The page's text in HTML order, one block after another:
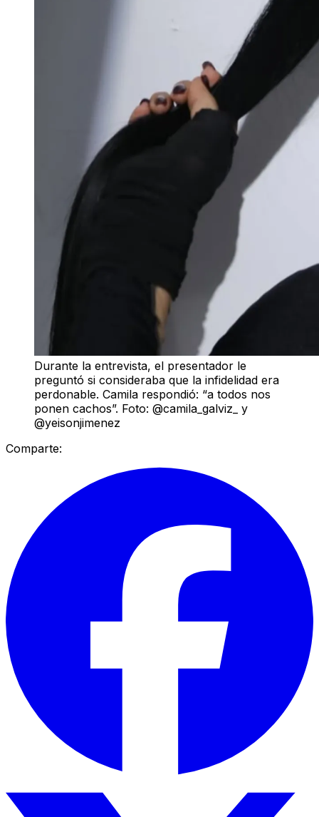
Durante la entrevista, el presentador le
preguntó si consideraba que la infidelidad era
perdonable. Camila respondió: “a todos nos
ponen cachos”. Foto: @camila_galviz_ y
@yeisonjimenez
Comparte: